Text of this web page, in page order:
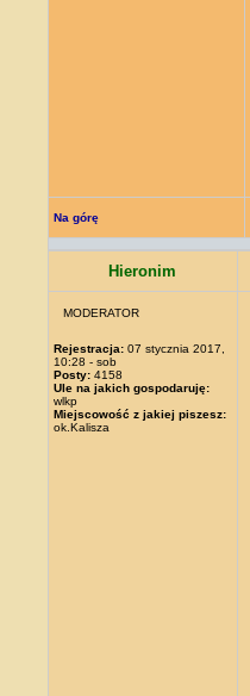
Na górę
Hieronim
MODERATOR
Rejestracja: 07 stycznia 2017,
10:28 - sob
Posty: 4158
Ule na jakich gospodaruję:
wlkp
Miejscowość z jakiej piszesz:
ok.Kalisza